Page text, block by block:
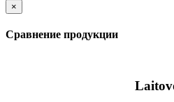
×
Сравнение продукции